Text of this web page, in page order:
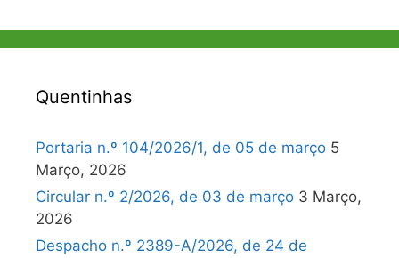
Quentinhas
Portaria n.º 104/2026/1, de 05 de março 5
Março, 2026
Circular n.º 2/2026, de 03 de março 3 Março,
2026
Despacho n.º 2389-A/2026, de 24 de